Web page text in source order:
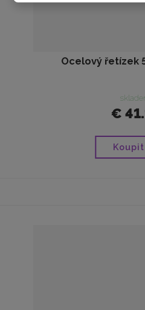
Ocelový řetízek
€
Koupit